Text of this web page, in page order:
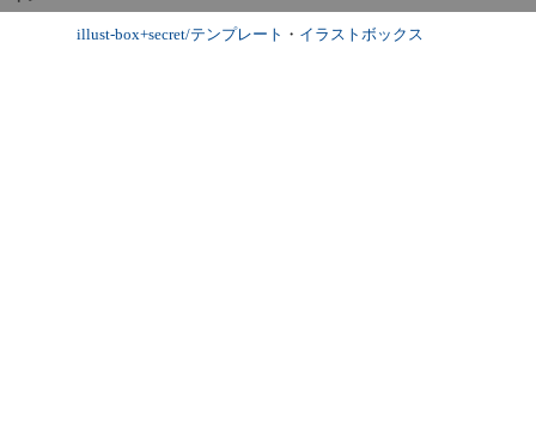
illust-box+secret/テンプレート ・ イラストボックス